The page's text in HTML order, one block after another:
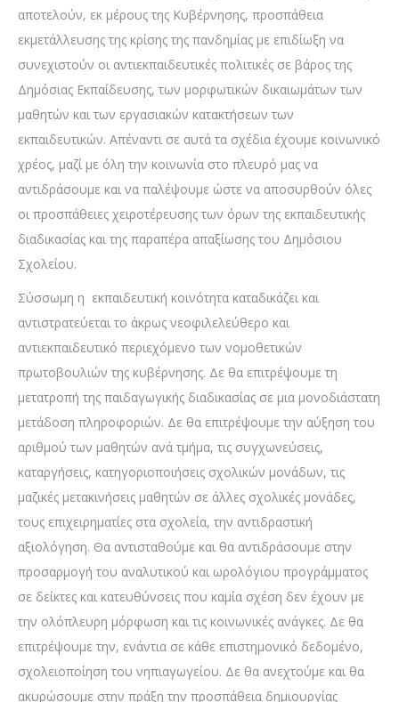
αποτελούν, εκ μέρους της Κυβέρνησης, προσπάθεια
εκμετάλλευσης της κρίσης της πανδημίας με επιδίωξη να
συνεχιστούν οι αντιεκπαιδευτικές πολιτικές σε βάρος της
Δημόσιας Εκπαίδευσης, των μορφωτικών δικαιωμάτων των
μαθητών και των εργασιακών κατακτήσεων των
εκπαιδευτικών. Απέναντι σε αυτά τα σχέδια έχουμε κοινωνικό
χρέος, μαζί με όλη την κοινωνία στο πλευρό μας να
αντιδράσουμε και να παλέψουμε ώστε να αποσυρθούν όλες
οι προσπάθειες χειροτέρευσης των όρων της εκπαιδευτικής
διαδικασίας και της παραπέρα απαξίωσης του Δημόσιου
Σχολείου.
Σύσσωμη η εκπαιδευτική κοινότητα καταδικάζει και
αντιστρατεύεται το άκρως νεοφιλελεύθερο και
αντιεκπαιδευτικό περιεχόμενο των νομοθετικών
πρωτοβουλιών της κυβέρνησης. Δε θα επιτρέψουμε τη
μετατροπή της παιδαγωγικής διαδικασίας σε μια μονοδιάστατη
μετάδοση πληροφοριών. Δε θα επιτρέψουμε την αύξηση του
αριθμού των μαθητών ανά τμήμα, τις συγχωνεύσεις,
καταργήσεις, κατηγοριοποιήσεις σχολικών μονάδων, τις
μαζικές μετακινήσεις μαθητών σε άλλες σχολικές μονάδες,
τους επιχειρηματίες στα σχολεία, την αντιδραστική
αξιολόγηση. Θα αντισταθούμε και θα αντιδράσουμε στην
προσαρμογή του αναλυτικού και ωρολόγιου προγράμματος
σε δείκτες και κατευθύνσεις που καμία σχέση δεν έχουν με
την ολόπλευρη μόρφωση και τις κοινωνικές ανάγκες. Δε θα
επιτρέψουμε την, ενάντια σε κάθε επιστημονικό δεδομένο,
σχολειοποίηση του νηπιαγωγείου. Δε θα ανεχτούμε και θα
ακυρώσουμε στην πράξη την προσπάθεια δημιουργίας